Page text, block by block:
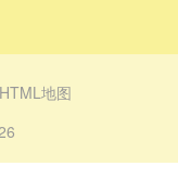
HTML地图